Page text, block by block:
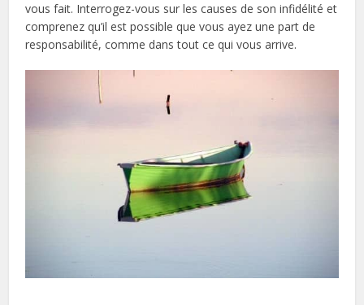
vous fait. Interrogez-vous sur les causes de son infidélité et
comprenez qu’il est possible que vous ayez une part de
responsabilité, comme dans tout ce qui vous arrive.